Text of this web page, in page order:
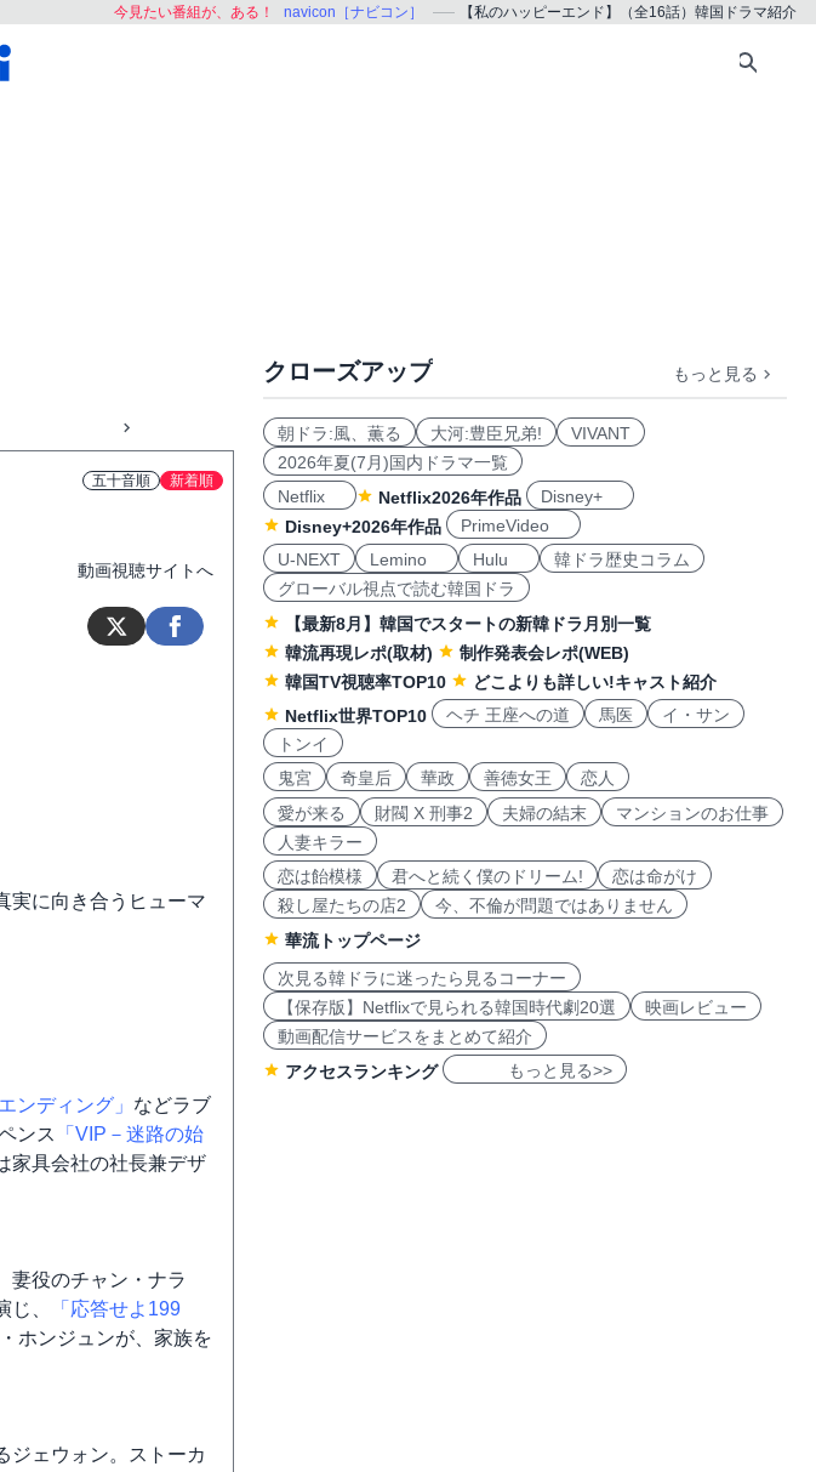
今見たい番組が、ある！ navicon［ナビコン］ 【私のハッピーエンド】（全16話）韓国ドラマ紹介
五十音順 新着順
動画視聴サイトへ
実に向き合うヒューマ
ンディング」 などラブ
ンス
「VIP－迷路の始
家具会社の社長兼デザ
妻役のチャン・ナラ
、
「応答せよ199
ホンジュンが、家族を
ジェウォン。ストーカ
クローズアップ もっと見る
朝ドラ:風、薫る 大河:豊臣兄弟!
VIVANT
2026年夏(7月)国内ドラマ一覧
Netflix
Netflix2026年作品
Disney+
Disney+2026年作品
PrimeVideo
U-NEXT
Lemino Hulu
韓ドラ歴史コラム
グローバル視点で読む韓国ドラ
【最新8月】韓国でスタートの新韓ドラ月別一覧
韓流再現レポ(取材)
制作発表会レポ(WEB)
韓国TV視聴率TOP10
どこよりも詳しい!キャスト紹介
Netflix世界TOP10
ヘチ 王座への道 馬医
イ・サン
トンイ
鬼宮
奇皇后 華政 善徳女王
恋人
愛が来る
財閥 X 刑事2 夫婦の結末
マンションのお仕事
人妻キラー
恋は飴模様
君へと続く僕のドリーム!
恋は命がけ
殺し屋たちの店2
今、不倫が問題ではありません
華流トップページ
次見る韓ドラに迷ったら見るコーナー
【保存版】Netflixで見られる韓国時代劇20選
映画レビュー
動画配信サービスをまとめて紹介
アクセスランキング
もっと見る>>